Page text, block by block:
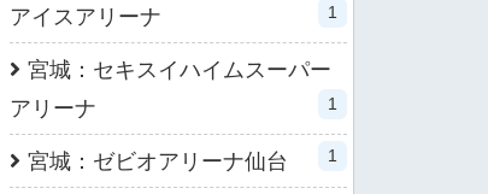
アイスアリーナ
1
宮城：セキスイハイムスーパー
アリーナ
1
宮城：ゼビオアリーナ仙台 1